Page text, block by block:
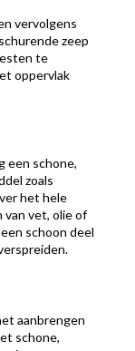
vervolgens
zeep
te
oppervlak
een schone,
zoals
het hele
van vet, olie of
schoon deel
aanbrengen
schone,